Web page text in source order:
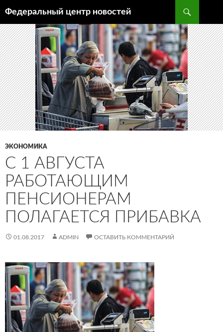
Федеральный центр новостей
К
СОДЕРЖИМОМУ
ЭКОНОМИКА
С 1 АВГУСТА
РАБОТАЮЩИМ
ПЕНСИОНЕРАМ
ПОЛАГАЕТСЯ ПРИБАВКА
01.08.2017 ADMIN ОСТАВИТЬ КОММЕНТАРИЙ